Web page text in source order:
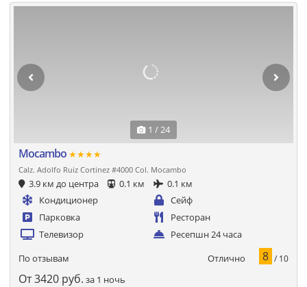
1 / 24
Mocambo ★★★★
Calz. Adolfo Ruiz Cortinez #4000 Col. Mocambo
3.9 км до центра 0.1 км
0.1 км
Кондиционер
Сейф
Парковка
Ресторан
Телевизор
Ресепшн 24 часа
По отзывам Отлично 8 / 10
От3420 руб. за 1 ночь